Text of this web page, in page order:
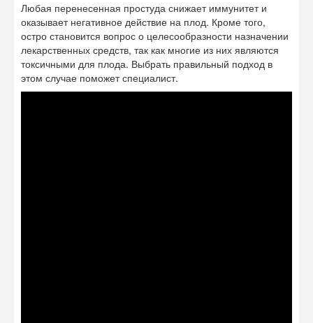
Любая перенесенная простуда снижает иммунитет и
оказывает негативное действие на плод. Кроме того,
остро становится вопрос о целесообразности назначении
лекарственных средств, так как многие из них являются
токсичными для плода. Выбрать правильный подход в
этом случае поможет специалист.